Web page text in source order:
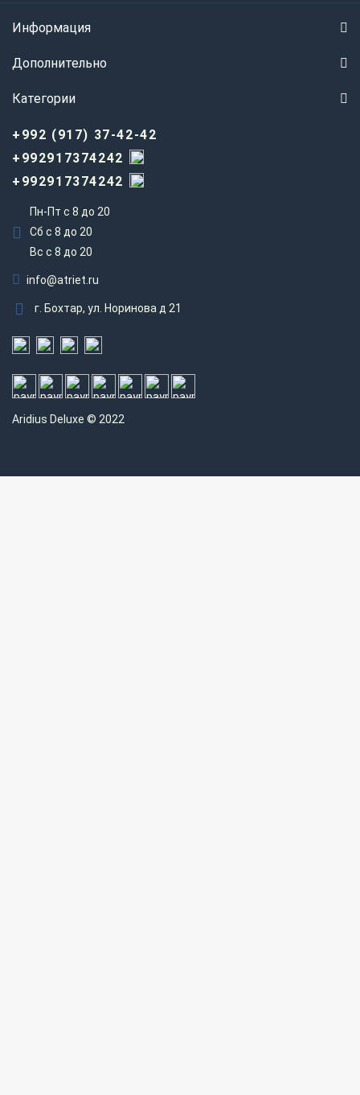
Информация
Дополнительно
Категории
+992 (917) 37-42-42
+992917374242
+992917374242
Пн-Пт с 8 до 20
Сб с 8 до 20
Вс c 8 до 20
info@atriet.ru
г. Бохтар, ул. Норинова д 21
Aridius Deluxe © 2022